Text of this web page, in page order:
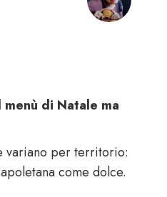
di Natale ma
variano per territorio:
come dolce.